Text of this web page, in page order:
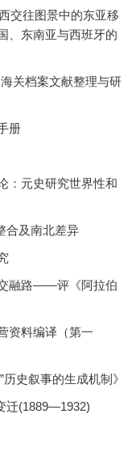
交往图景中的东亚移
、东南亚与西班牙的
关档案文献整理与研
册
：元史研究世界性和
合及南北差异
融路——评《阿拉伯
资料编译（第一
史叙事的生成机制》
迁(1889—1932)